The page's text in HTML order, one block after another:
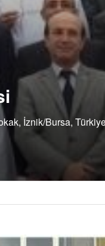
İznik/Bursa,